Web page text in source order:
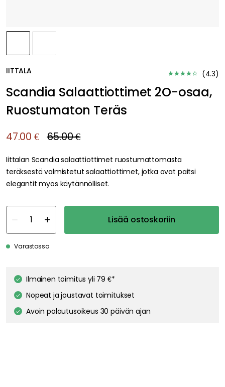
IITTALA (4.3)
Scandia Salaattiottimet 2O-osaa,
Ruostumaton Teräs
47.00 € 65.00 €
Iittalan Scandia salaattiottimet ruostumattomasta
teräksestä valmistetut salaattiottimet, jotka ovat paitsi
elegantit myös käytännölliset.
Lisää ostoskoriin
Varastossa
Ilmainen toimitus yli 79 €*
Nopeat ja joustavat toimitukset
Avoin palautusoikeus 30 päivän ajan